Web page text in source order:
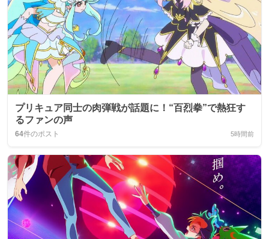
プリキュア同士の肉弾戦が話題に！“百烈拳”で熱狂す
るファンの声
64件のポスト 5時間前